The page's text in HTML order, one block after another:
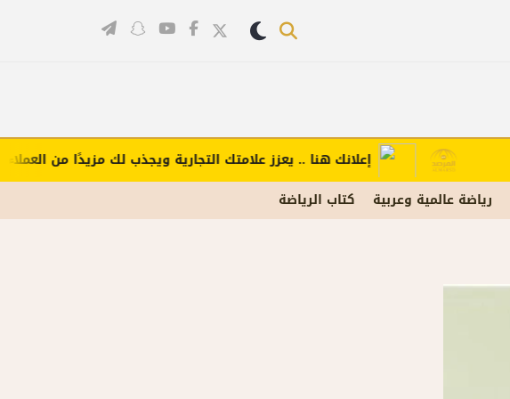
رياضة عالمية وعربية كتاب الرياضة
إعلانك هنا .. يعزز علامتك التجارية ويجذب لك مزيدًا من العملاء